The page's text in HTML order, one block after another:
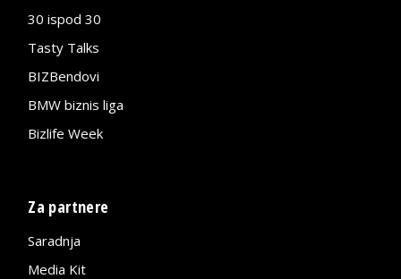
30 ispod 30
Tasty Talks
BIZBendovi
BMW biznis liga
Bizlife Week
Za partnere
Saradnja
Media Kit